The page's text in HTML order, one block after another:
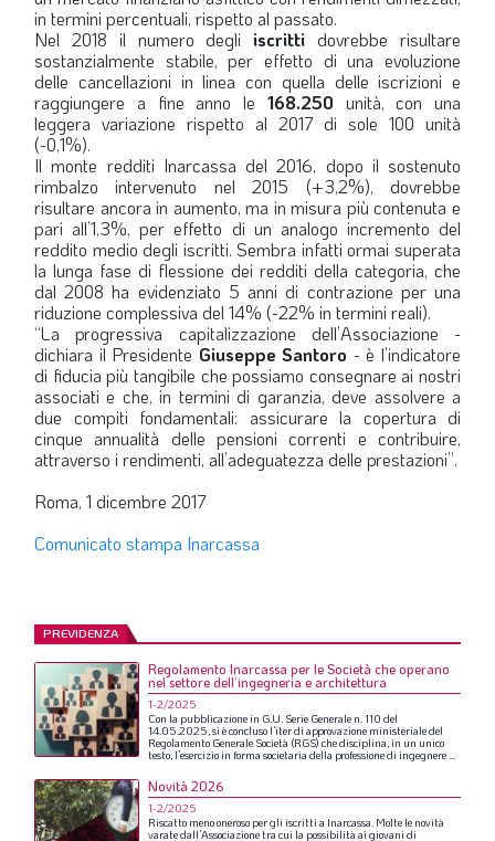
in termini percentuali, rispetto al passato.
Nel 2018 il numero degli iscritti dovrebbe risultare
sostanzialmente stabile, per effetto di una evoluzione
delle cancellazioni in linea con quella delle iscrizioni e
raggiungere a fine anno le 168.250 unità, con una
leggera variazione rispetto al 2017 di sole 100 unità
(-0,1%).
Il monte redditi Inarcassa del 2016, dopo il sostenuto
rimbalzo intervenuto nel 2015 (+3,2%), dovrebbe
risultare ancora in aumento, ma in misura più contenuta e
pari all’1,3%, per effetto di un analogo incremento del
reddito medio degli iscritti. Sembra infatti ormai superata
la lunga fase di flessione dei redditi della categoria, che
dal 2008 ha evidenziato 5 anni di contrazione per una
riduzione complessiva del 14% (-22% in termini reali).
“La progressiva capitalizzazione dell’Associazione -
dichiara il Presidente Giuseppe Santoro - è l’indicatore
di fiducia più tangibile che possiamo consegnare ai nostri
associati e che, in termini di garanzia, deve assolvere a
due compiti fondamentali: assicurare la copertura di
cinque annualità delle pensioni correnti e contribuire,
attraverso i rendimenti, all’adeguatezza delle prestazioni”.
Roma, 1 dicembre 2017
Comunicato stampa Inarcassa
PREVIDENZA
Regolamento Inarcassa per le Società che operano
nel settore dell’ingegneria e architettura
1-2/2025
Con la pubblicazionein G.U. Serie Generale n.110 del
14.05.2025,si èconcluso l’iterdi approvazione ministerialedel
Regolamento Generale Società (RGS) chedisciplina,in un unico
testo, l’esercizioin forma societaria della professionedi ingegnere...
Novità 2026
1-2/2025
Riscatto menooneroso pergli iscritti a Inarcassa. Molte le novità
varatedall’Associazione tra cui la possibilità ai giovani di